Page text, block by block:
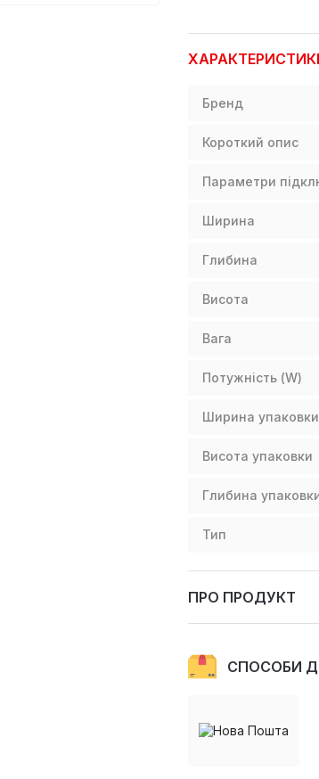
Бренд
Короткий опис
Параметри
Ширина
Глибина
Висота
Вага
Потужність (W)
Ширина упаковки
Висота упаковки
Глибина
Тип
ПРО ПРОДУКТ
СПОСОБИ